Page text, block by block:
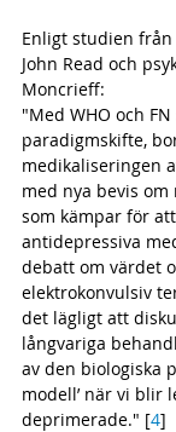
Enligt studien från
John Read och
Moncrieff:
"Med WHO och
paradigmskifte,
medikaliseringen
med nya bevis
som kämpar för
antidepressiva
debatt om värdet
elektrokonvulsiv
det lägligt att
långvariga
av den biologiska
modell’ när vi blir
deprimerade." [4]